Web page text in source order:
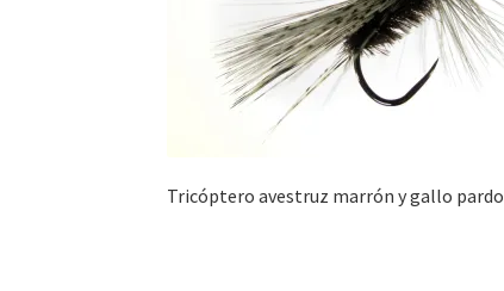
Tricóptero avestruz marrón y gallo pardo